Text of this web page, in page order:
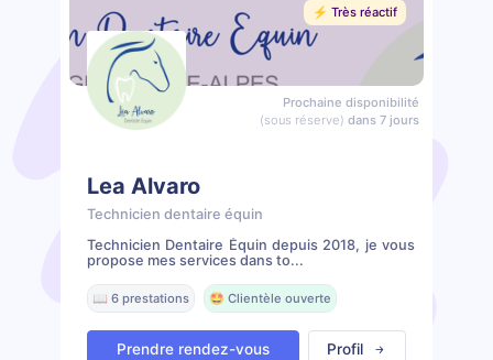
⚡️ Très réactif
Prochaine disponibilité
(sous réserve) dans 7 jours
Lea Alvaro
Technicien dentaire équin
Technicien Dentaire Équin depuis 2018, je vous
propose mes services dans to...
📖 6 prestations 🤩 Clientèle ouverte
Prendre rendez-vous Profil